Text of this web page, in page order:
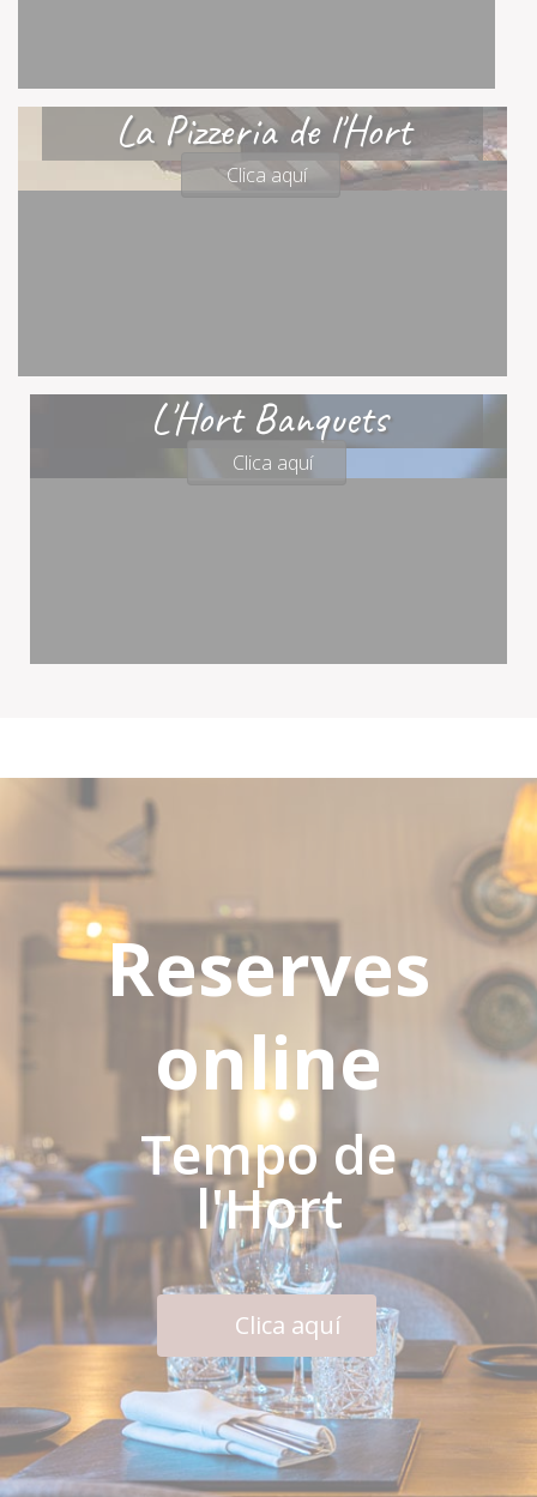
La Pizzeria de l'Hort
Clica aquí
L'Hort Banquets
Clica aquí
Reserves
online
Tempo de
l'Hort
Clica aquí